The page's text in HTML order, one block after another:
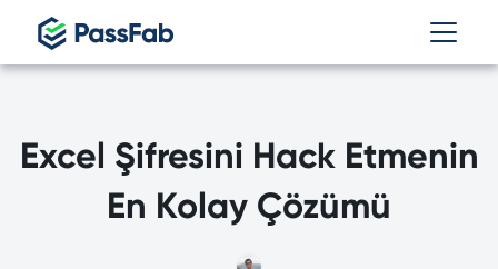
Excel Şifresini Hack Etmenin
En Kolay Çözümü